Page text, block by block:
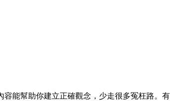
能幫助你建立正確觀念，少走很多冤枉路。